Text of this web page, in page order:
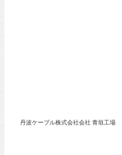
丹波ケーブル株式会社会社 青垣工場